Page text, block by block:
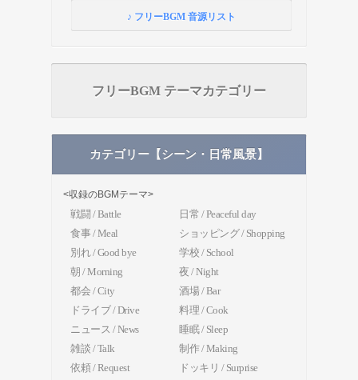
♪ フリーBGM 音源リスト
フリーBGM テーマカテゴリー
カテゴリー【シーン・日常風景】
<収録のBGMテーマ>
戦闘 / Battle
日常 / Peaceful day
食事 / Meal
ショッピング / Shopping
別れ / Good bye
学校 / School
朝 / Morning
夜 / Night
都会 / City
酒場 / Bar
ドライブ / Drive
料理 / Cook
ニュース / News
睡眠 / Sleep
雑談 / Talk
制作 / Making
依頼 / Request
ドッキリ / Surprise